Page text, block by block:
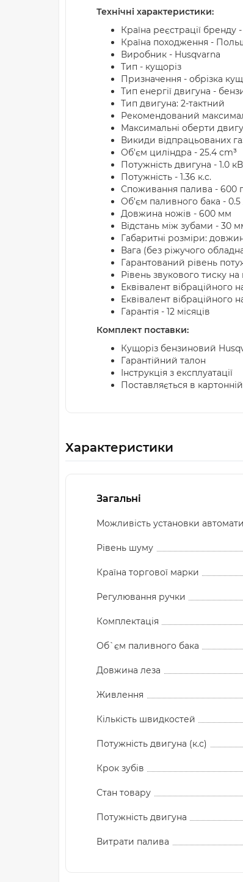
Технічні характеристики:
Країна реєстрації бренду
Країна походження -
Виробник - Husqvarna
Тип - кущоріз
Призначення - обрізка
Тип енергії двигуна -
Тип двигуна: 2-тактний
Рекомендований
Максимальні оберти
Викиди відпрацьованих
Об'єм циліндра - 25.4 cm³
Потужність двигуна - 1.0
Потужність - 1.36 к.с.
Споживання палива - 600
Об'єм паливного бака - 0.5
Довжина ножів - 600 мм
Відстань між зубами - 30
Габаритні розміри:
Вага (без ріжучого
Гарантований рівень
Рівень звукового тиску
Еквівалент вібраційного
Еквівалент вібраційного
Гарантія - 12 місяців
Комплект поставки:
Кущоріз бензиновий
Гарантійний талон
Інструкція з експлуатації
Поставляється в
Характеристики
Загальні
Можливість установки
Рівень шуму
Країна торгової марки
Регулювання ручки
Комплектація
Об`єм паливного бака
Довжина леза
Живлення
Кількість швидкостей
Потужність двигуна (к.с)
Крок зубів
Стан товару
Потужність двигуна
Витрати палива